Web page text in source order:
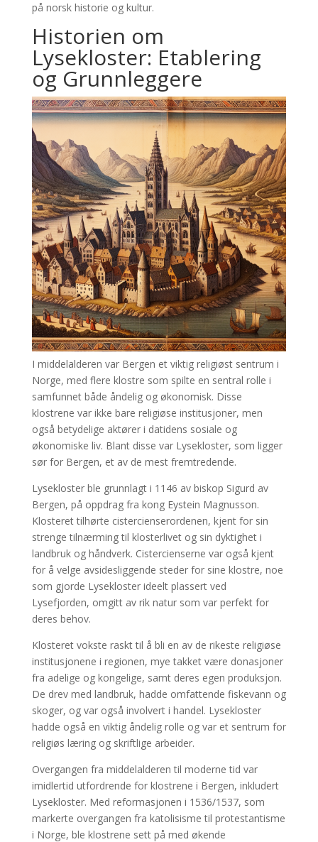
på norsk historie og kultur.
Historien om
Lysekloster: Etablering
og Grunnleggere
I middelalderen var Bergen et viktig religiøst sentrum i
Norge, med flere klostre som spilte en sentral rolle i
samfunnet både åndelig og økonomisk. Disse
klostrene var ikke bare religiøse institusjoner, men
også betydelige aktører i datidens sosiale og
økonomiske liv. Blant disse var Lysekloster, som ligger
sør for Bergen, et av de mest fremtredende.
Lysekloster ble grunnlagt i 1146 av biskop Sigurd av
Bergen, på oppdrag fra kong Eystein Magnusson.
Klosteret tilhørte cistercienserordenen, kjent for sin
strenge tilnærming til klosterlivet og sin dyktighet i
landbruk og håndverk. Cistercienserne var også kjent
for å velge avsidesliggende steder for sine klostre, noe
som gjorde Lysekloster ideelt plassert ved
Lysefjorden, omgitt av rik natur som var perfekt for
deres behov.
Klosteret vokste raskt til å bli en av de rikeste religiøse
institusjonene i regionen, mye takket være donasjoner
fra adelige og kongelige, samt deres egen produksjon.
De drev med landbruk, hadde omfattende fiskevann og
skoger, og var også involvert i handel. Lysekloster
hadde også en viktig åndelig rolle og var et sentrum for
religiøs læring og skriftlige arbeider.
Overgangen fra middelalderen til moderne tid var
imidlertid utfordrende for klostrene i Bergen, inkludert
Lysekloster. Med reformasjonen i 1536/1537, som
markerte overgangen fra katolisisme til protestantisme
i Norge, ble klostrene sett på med økende